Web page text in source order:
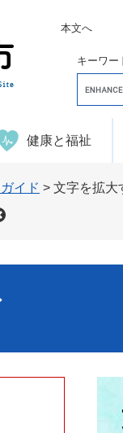
本文へ
キーワー
o
e
タ
ム
健康と福祉
イド > 文字を拡大